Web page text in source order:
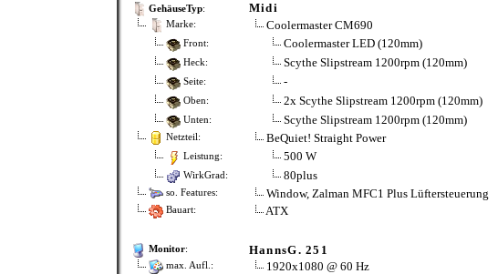
GehäuseTyp: Midi
Marke: Coolermaster CM690
Front: Coolermaster LED (120mm)
Heck: Scythe Slipstream 1200rpm (120mm)
Seite: -
Oben: 2x Scythe Slipstream 1200rpm (120mm)
Unten: Scythe Slipstream 1200rpm (120mm)
Netzteil: BeQuiet! Straight Power
Leistung: 500 W
WirkGrad: 80plus
so. Features: Window, Zalman MFC1 Plus Lüftersteuerung
Bauart: ATX
Monitor: HannsG. 251
max. Aufl.: 1920x1080 @ 60 Hz